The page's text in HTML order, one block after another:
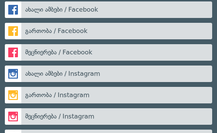
ახალი ამბები / Facebook
გართობა / Facebook
მეცნიერება / Facebook
ახალი ამბები / Instagram
გართობა / Instagram
მეცნიერება / Instagram